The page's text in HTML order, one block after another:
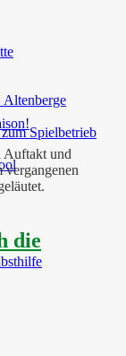
Altenberge
Spielbetrieb
Auftakt und
vergangenen
die